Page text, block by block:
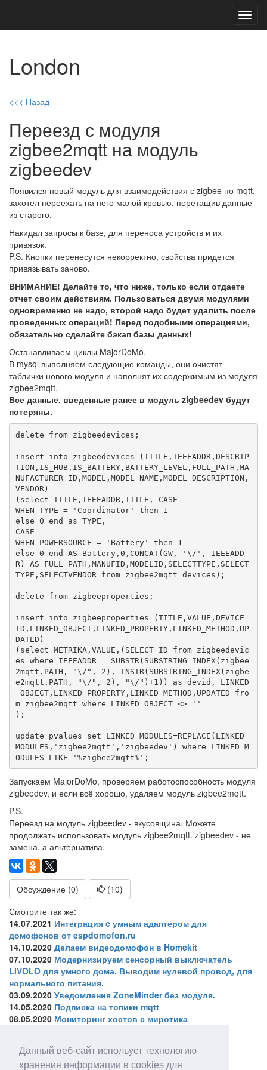
Данный веб-сайт испольует технологию
хранения информации в cookies для
London
<<< Назад
Переезд с модуля
zigbee2mqtt на модуль
zigbeedev
Появился новый модуль для взаимодействия с zigbee по mqtt,
захотел переехать на него малой кровью, перетащив данные
из старого.
Накидал запросы к базе, для переноса устройств и их
привязок.
P.S. Кнопки перенесутся некорректно, свойства придется
привязывать заново.
ВНИМАНИЕ! Делайте то, что ниже, только если отдаете
отчет своим действиям. Пользоваться двумя модулями
одновременно не надо, второй надо будет удалить после
проведенных операций! Перед подобными операциями,
обязательно сделайте бэкап базы данных!
Останавливаем циклы MajorDoMo.
В mysql выполняем следующие команды, они очистят
таблички нового модуля и наполнят их содержимым из модуля
zigbee2mqtt.
Все данные, введенные ранее в модуль zigbeedev будут
потеряны.
delete from zigbeedevices;
insert into zigbeedevices (TITLE,IEEEADDR,DESCRIP
TION,IS_HUB,IS_BATTERY,BATTERY_LEVEL,FULL_PATH,MA
NUFACTURER_ID,MODEL,MODEL_NAME,MODEL_DESCRIPTION,
VENDOR)
(select TITLE,IEEEADDR,TITLE, CASE
WHEN TYPE = 'Coordinator' then 1
else 0 end as TYPE,
CASE
WHEN POWERSOURCE = 'Battery' then 1
else 0 end AS Battery,0,CONCAT(GW, '\/', IEEEADD
R) AS FULL_PATH,MANUFID,MODELID,SELECTTYPE,SELECT
TYPE,SELECTVENDOR from zigbee2mqtt_devices);
delete from zigbeeproperties;
insert into zigbeeproperties (TITLE,VALUE,DEVICE_
ID,LINKED_OBJECT,LINKED_PROPERTY,LINKED_METHOD,UP
DATED)
(select METRIKA,VALUE,(SELECT ID from zigbeedevic
es where IEEEADDR = SUBSTR(SUBSTRING_INDEX(zigbee
2mqtt.PATH, "\/", 2), INSTR(SUBSTRING_INDEX(zigbe
e2mqtt.PATH, "\/", 2), "\/")+1)) as devid, LINKED
_OBJECT,LINKED_PROPERTY,LINKED_METHOD,UPDATED fro
m zigbee2mqtt where LINKED_OBJECT <> ''
);
update pvalues set LINKED_MODULES=REPLACE(LINKED_
MODULES,'zigbee2mqtt','zigbeedev') where LINKED_M
ODULES LIKE '%zigbee2mqtt%';
Запускаем MajorDoMo, проверяем работоспособность модуля
zigbeedev, и если всё хорошо, удаляем модуль zigbee2mqtt.
P.S.
Переезд на модуль zigbeedev - вкусовщина. Можете
продолжать использовать модуль zigbee2mqtt. zigbeedev - не
замена, а альтернатива.
Обсуждение (0) (10)
Смотрите так же:
14.07.2021 Интеграция c умным адаптером для
домофонов от espdomofon.ru
14.10.2020 Делаем видеодомофон в Homekit
07.10.2020 Модернизируем сенсорный выключатель
LIVOLO для умного дома. Выводим нулевой провод, для
нормального питания.
03.09.2020 Уведомления ZoneMinder без модуля.
14.05.2020 Подписка на топики mqtt
08.05.2020 Мониторинг хостов с миротика
На форуме:London